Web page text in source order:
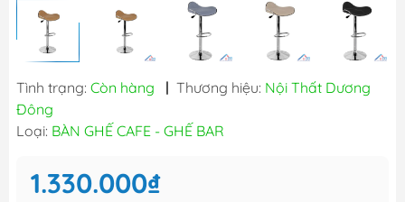
Tình trạng: Còn hàng | Thương hiệu: Nội Thất Dương
Đông
Loại: BÀN GHẾ CAFE - GHẾ BAR
1.330.000₫